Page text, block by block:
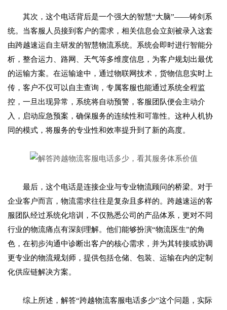
其次，这个电话背后是一个强大的智慧“大脑”——铸剑系
统。当客服人员接到客户的需求，相关信息会立刻被录入这套
由跨越速运自主研发的智慧物流系统。系统会即时进行智能分
析，整合运力、路网、天气等多维度信息，为客户规划出最优
的运输方案。在运输途中，通过物联网技术，货物信息实时上
传，客户不仅可以自主查询，专属客服也能通过系统全程监
控，一旦出现异常，系统将自动预警，客服团队便会主动介
入，启动应急预案，确保服务的连续性和可靠性。这种人机协
同的模式，将服务的专业性和效率提升到了新的高度。
最后，这个电话是连接企业与专业物流顾问的桥梁。对于
企业客户而言，物流需求往往是复杂且多样的。跨越速运的客
服团队经过系统化培训，不仅熟悉公司的产品体系，更对不同
行业的物流痛点有深刻理解。他们能够扮演“物流医生”的角
色，在初步沟通中诊断出客户的核心需求，并为其转接或协调
更专业的物流规划师，提供包括仓储、包装、运输在内的定制
化供应链解决方案。
综上所述，解答“跨越物流客服电话多少”这个问题，实际